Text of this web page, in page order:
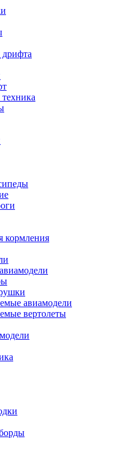
кормления
авиамодели
вертолеты